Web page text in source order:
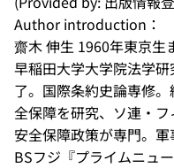
Author introduction：
齋木 伸生 1960年東京生
早稲田大学大学院法学
了。国際条約史論専修
全保障を研究、ソ連・
安全保障政策が専門。軍
BSフジ『プライムニュ